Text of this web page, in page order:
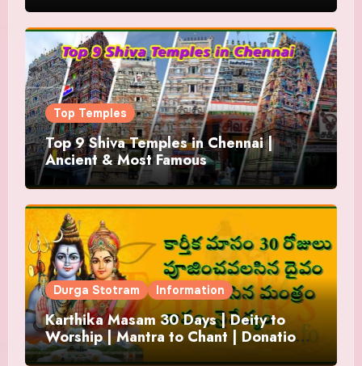
Top Temples
Top 9 Shiva Temples in Chennai |
Ancient & Most Famous
Durga Stotram Information
Karthika Masam 30 Days | Deity to
Worship | Mantra to Chant | Donations
and Offering